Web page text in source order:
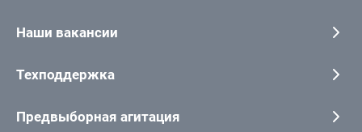
Наши вакансии
Техподдержка
Предвыборная агитация